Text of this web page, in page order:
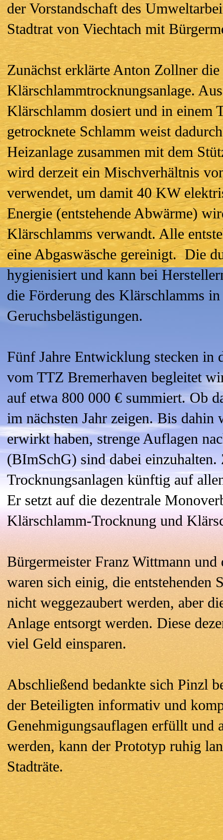
der Vorstandschaft des
Stadtrat von Viechtach mit
Zunächst erklärte Anton Zollner
Klärschlammtrocknungsanlage.
Klärschlamm dosiert und in einem
getrocknete Schlamm weist
Heizanlage zusammen mit dem
wird derzeit ein Mischverhältnis
verwendet, um damit 40 KW
Energie (entstehende Abwärme)
Klärschlamms verwandt. Alle
eine Abgaswäsche gereinigt. Die
hygienisiert und kann bei
die Förderung des Klärschlamms
Geruchsbelästigungen.
Fünf Jahre Entwicklung stecken in
vom TTZ Bremerhaven begleitet
auf etwa 800 000 € summiert. Ob
im nächsten Jahr zeigen. Bis
erwirkt haben, strenge Auflagen
(BImSchG) sind dabei einzuhalten.
Trocknungsanlagen künftig auf
Er setzt auf die dezentrale
Klärschlamm-Trocknung und
Bürgermeister Franz Wittmann
waren sich einig, die entstehenden
nicht weggezaubert werden, aber
Anlage entsorgt werden. Diese
viel Geld einsparen.
Abschließend bedankte sich Pinzl
der Beteiligten informativ und
Genehmigungsauflagen erfüllt und
werden, kann der Prototyp ruhig
Stadträte.